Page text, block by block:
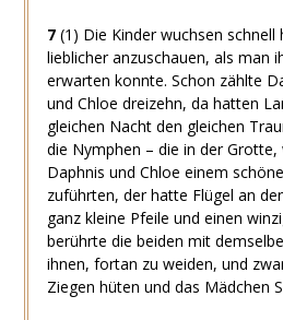
7 (1) Die Kinder wuchsen
lieblicher anzuschauen, als man
erwarten konnte. Schon zählte
und Chloe dreizehn, da hatten
gleichen Nacht den gleichen
die Nymphen – die in der
Daphnis und Chloe einem
zuführten, der hatte Flügel an
ganz kleine Pfeile und einen
berührte die beiden mit
ihnen, fortan zu weiden, und
Ziegen hüten und das Mädchen